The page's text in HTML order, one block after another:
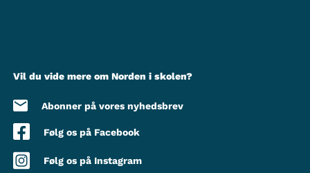
Vil du vide mere om Norden i skolen?
Abonner på vores nyhedsbrev
Følg os på Facebook
Følg os på Instagram